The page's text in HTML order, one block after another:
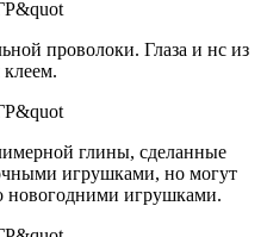
проволоки. Глаза и нс из
глины, сделанные
игрушками, но могут
новогодними игрушками.